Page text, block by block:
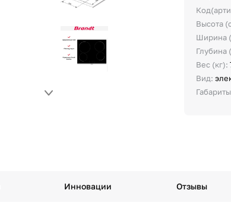
Высота
Ширина
Глубина
Вес (кг):
Вид:
Инновации Отзывы